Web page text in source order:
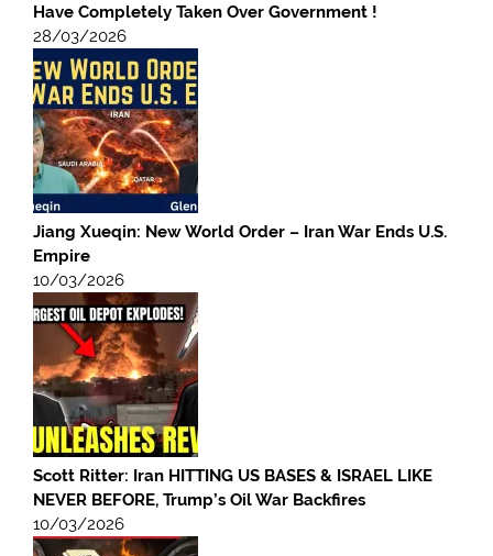
Have Completely Taken Over Government !
28/03/2026
Jiang Xueqin: New World Order – Iran War Ends U.S.
Empire
10/03/2026
Scott Ritter: Iran HITTING US BASES & ISRAEL LIKE
NEVER BEFORE, Trump’s Oil War Backfires
10/03/2026